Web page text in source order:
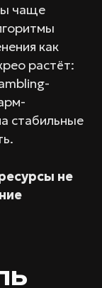
чаще
как
растёт:
стабильные
не